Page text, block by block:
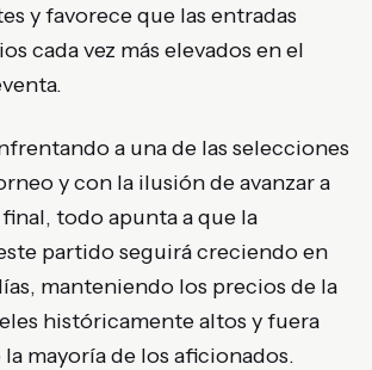
y favorece que las entradas
cada vez más elevados en el
a una de las selecciones
y con la ilusión de avanzar a
todo apunta a que la
partido seguirá creciendo en
manteniendo los precios de la
históricamente altos y fuera
mayoría de los aficionados.